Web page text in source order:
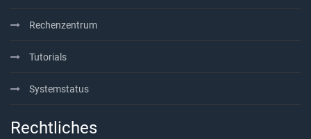
Rechenzentrum
Tutorials
Systemstatus
Rechtliches